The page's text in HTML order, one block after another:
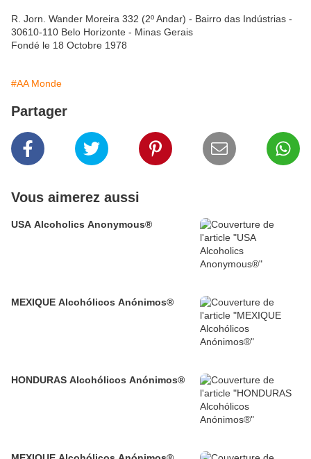
R. Jorn. Wander Moreira 332 (2º Andar) - Bairro das Indústrias -
30610-110 Belo Horizonte - Minas Gerais
Fondé le 18 Octobre 1978
#AA Monde
Partager
Vous aimerez aussi
USA Alcoholics Anonymous®
MEXIQUE Alcohólicos Anónimos®
HONDURAS Alcohólicos Anónimos®